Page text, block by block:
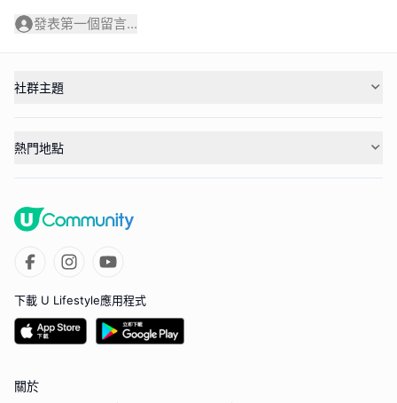
發表第一個留言...
社群主題
熱門地點
下載 U Lifestyle應用程式
關於